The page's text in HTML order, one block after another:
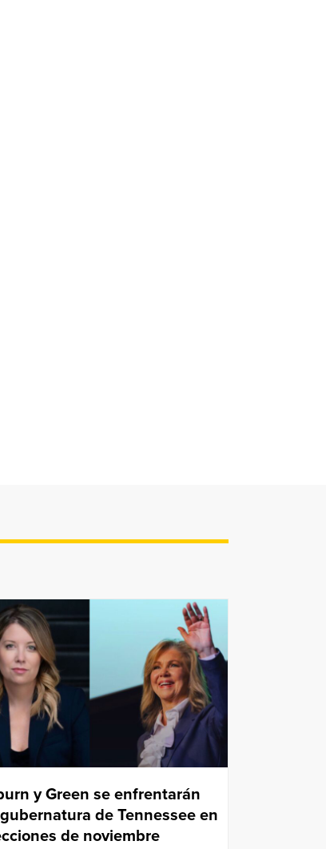
y Green se enfrentarán
de Tennessee en
de noviembre